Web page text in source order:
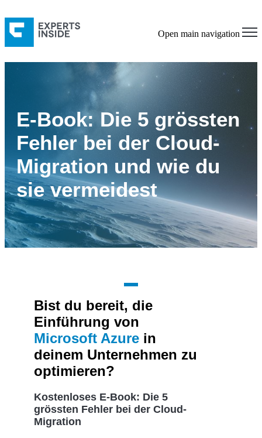
Open main navigation
E-Book: Die 5 grössten
Fehler bei der Cloud-
Migration und wie du
sie vermeidest
Bist du bereit, die
Einführung von
Microsoft Azure in
deinem Unternehmen zu
optimieren?
Kostenloses E-Book: Die 5
grössten Fehler bei der Cloud-
Migration